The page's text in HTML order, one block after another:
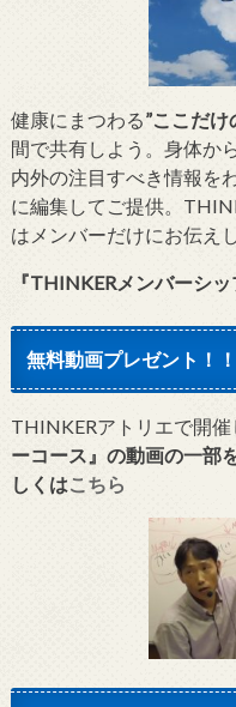
健康にまつわる”ここだけ
間で共有しよう。身体か
内外の注目すべき情報を
に編集してご提供。
はメンバーだけにお伝え
『THINKERメンバーシッ
無料動画プレゼント！！
THINKERアトリエで開催
ーコース』の動画の一部
しくはこちら